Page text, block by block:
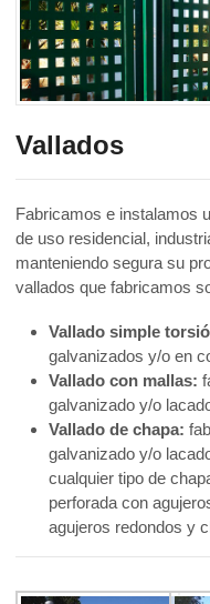
Vallados
Fabricamos e instalamos
de uso residencial,
manteniendo segura su
vallados que fabricamos
Vallado simple
galvanizados y/o en
Vallado con mallas:
galvanizado y/o
Vallado de chapa:
galvanizado y/o
cualquier tipo de
perforada con
agujeros redondos y